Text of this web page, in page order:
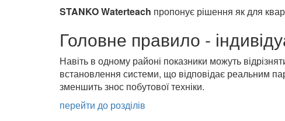
STANKO Waterteach пропонує рішення як для
Головне правило -
Навіть в одному районі показники можуть
встановлення системи, що відповідає реальним
зменшить знос побутової техніки.
перейти до розділів